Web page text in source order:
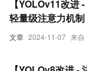
文章 2024-11-07 来自
【YOLOv11改进
轻量级注意力机
潜力